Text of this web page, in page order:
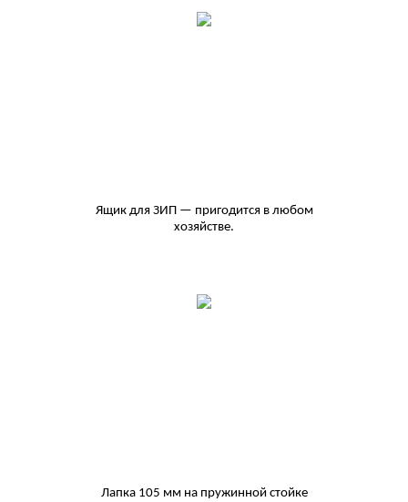
Ящик для ЗИП — пригодится в любом
хозяйстве.
Лапка 105 мм на пружинной стойке